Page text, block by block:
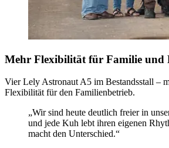
Mehr Flexibilität für Familie und
Vier Lely Astronaut A5 im Bestandsstall –
Flexibilität für den Familienbetrieb.
„Wir sind heute deutlich freier in
und jede Kuh lebt ihren eigenen
macht den Unterschied.“